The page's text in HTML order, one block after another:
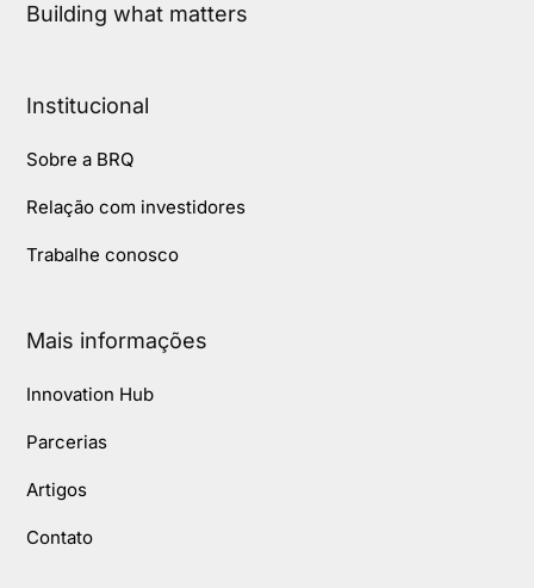
Building what matters
Institucional
Sobre a BRQ
Relação com investidores
Trabalhe conosco
Mais informações
Innovation Hub
Parcerias
Artigos
Contato